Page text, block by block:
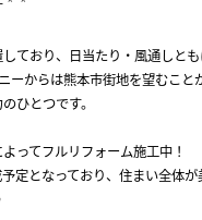
＾
ており、日当たり・風通しと
ーからは熊本市街地を望むこと
ひとつです。
ってフルリフォーム施工中！
定となっており、住まい全体